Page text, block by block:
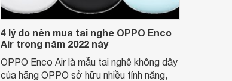
4 lý do nên mua tai nghe OPPO Enco
Air trong năm 2022 này
OPPO Enco Air là mẫu tai nghê không dây
của hãng OPPO sở hữu nhiều tính năng,